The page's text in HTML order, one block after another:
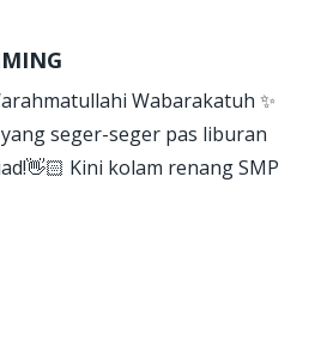
Wabarakatuh ✨
seger-seger pas liburan
Kini kolam renang SMP